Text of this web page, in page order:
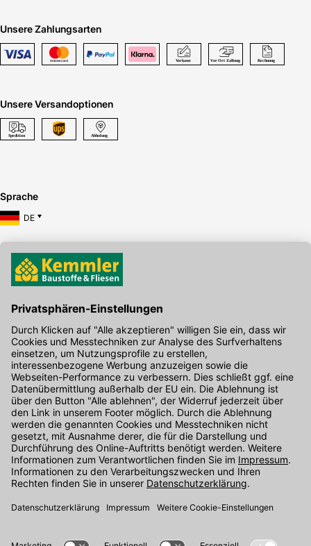
Unsere Zahlungsarten
Unsere Versandoptionen
Sprache
DE
Hier gibt's die kostenlose App
Kontakt
Unser Onlineshop Team ist montags bis freitags von 08:00 - 17:00
Uhr unter der Telefonnummer07071 / 151-151für Sie erreichbar.
Alternativ können Sie unser Kontaktformular nutzen.
Den Kontakt direkt in unsere Niederlassungen finden Sie hier.
Oder über unseren Chat .